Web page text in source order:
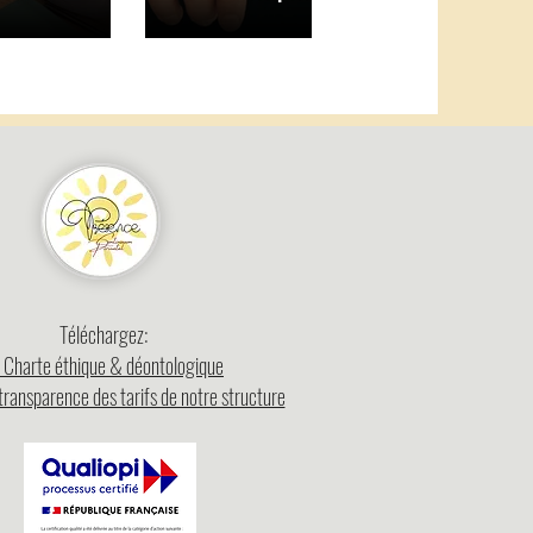
Téléchargez:
Charte éthique & déontologique
des tarifs de notre structure